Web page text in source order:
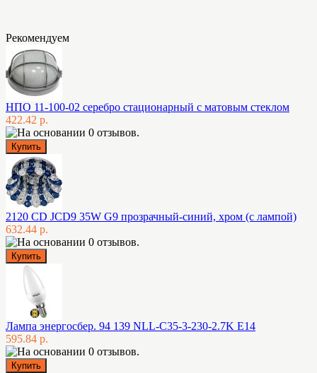
Рекомендуем
НПО 11-100-02 серебро стационарный с матовым стеклом
422.42 р.
2120 CD JCD9 35W G9 прозрачный-синий, хром (с лампой)
632.44 р.
Лампа энергосбер. 94 139 NLL-C35-3-230-2.7K E14
595.84 р.